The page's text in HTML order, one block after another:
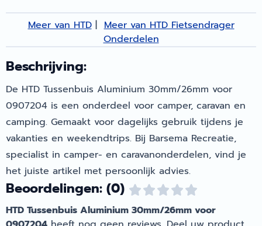
Meer van HTD|Meer van HTD Fietsendrager
Onderdelen
Beschrijving:
De HTD Tussenbuis Aluminium 30mm/26mm voor
0907204 is een onderdeel voor camper, caravan en
camping. Gemaakt voor dagelijks gebruik tijdens je
vakanties en weekendtrips. Bij Barsema Recreatie,
specialist in camper- en caravanonderdelen, vind je
het juiste artikel met persoonlijk advies.
Beoordelingen: (0)
HTD Tussenbuis Aluminium 30mm/26mm voor